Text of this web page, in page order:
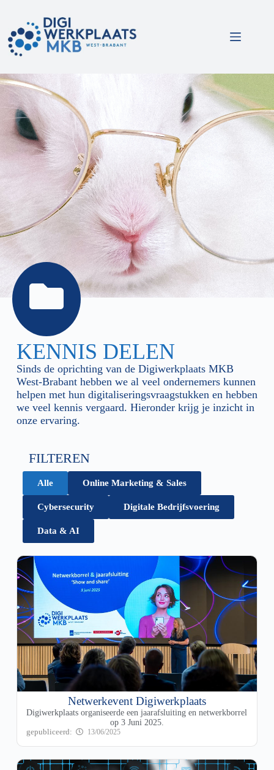
KENNIS DELEN
Sinds de oprichting van de Digiwerkplaats MKB
West-Brabant hebben we al veel ondernemers kunnen
helpen met hun digitaliseringsvraagstukken en hebben
we veel kennis vergaard. Hieronder krijg je inzicht in
onze ervaring.
FILTEREN
Alle Online Marketing & Sales
Cybersecurity Digitale Bedrijfsvoering
Data & AI
Netwerkevent Digiwerkplaats
Digiwerkplaats organiseerde een jaarafsluiting en netwerkborrel
op 3 Juni 2025.
13/06/2025